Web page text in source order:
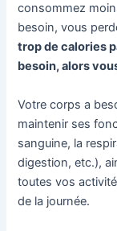
consommez
besoin, vous
trop de calories
besoin, alors
Votre corps a
maintenir ses
sanguine, la
digestion, etc.),
toutes vos
de la journée.